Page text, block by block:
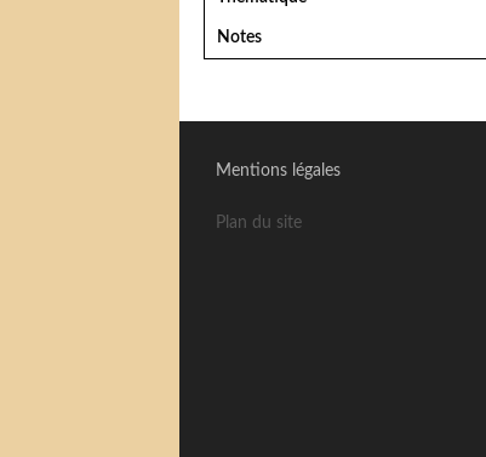
Notes
Mentions légales
Plan du site